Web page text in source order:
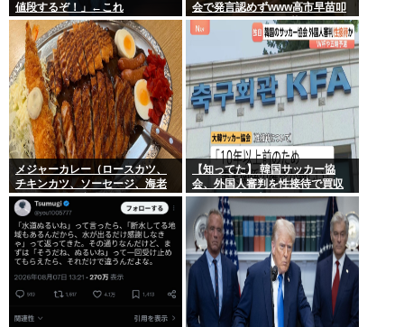
値段するぞ！」←これ
会で発言認めずwww高市早苗叩
いてたケンモメンは革肉なもん
だねえ～w
メジャーカレー（ロースカツ、
チキンカツ、ソーセージ、海老
フライ、ゆで卵）ケンモメンな
ら余裕でペロリだろ？
【知ってた】 韓国サッカー協
会、外国人審判を性接待で買収
していた事が判明